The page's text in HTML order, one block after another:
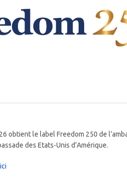
obtient le label Freedom 250 de
des Etats-Unis d’Amérique.